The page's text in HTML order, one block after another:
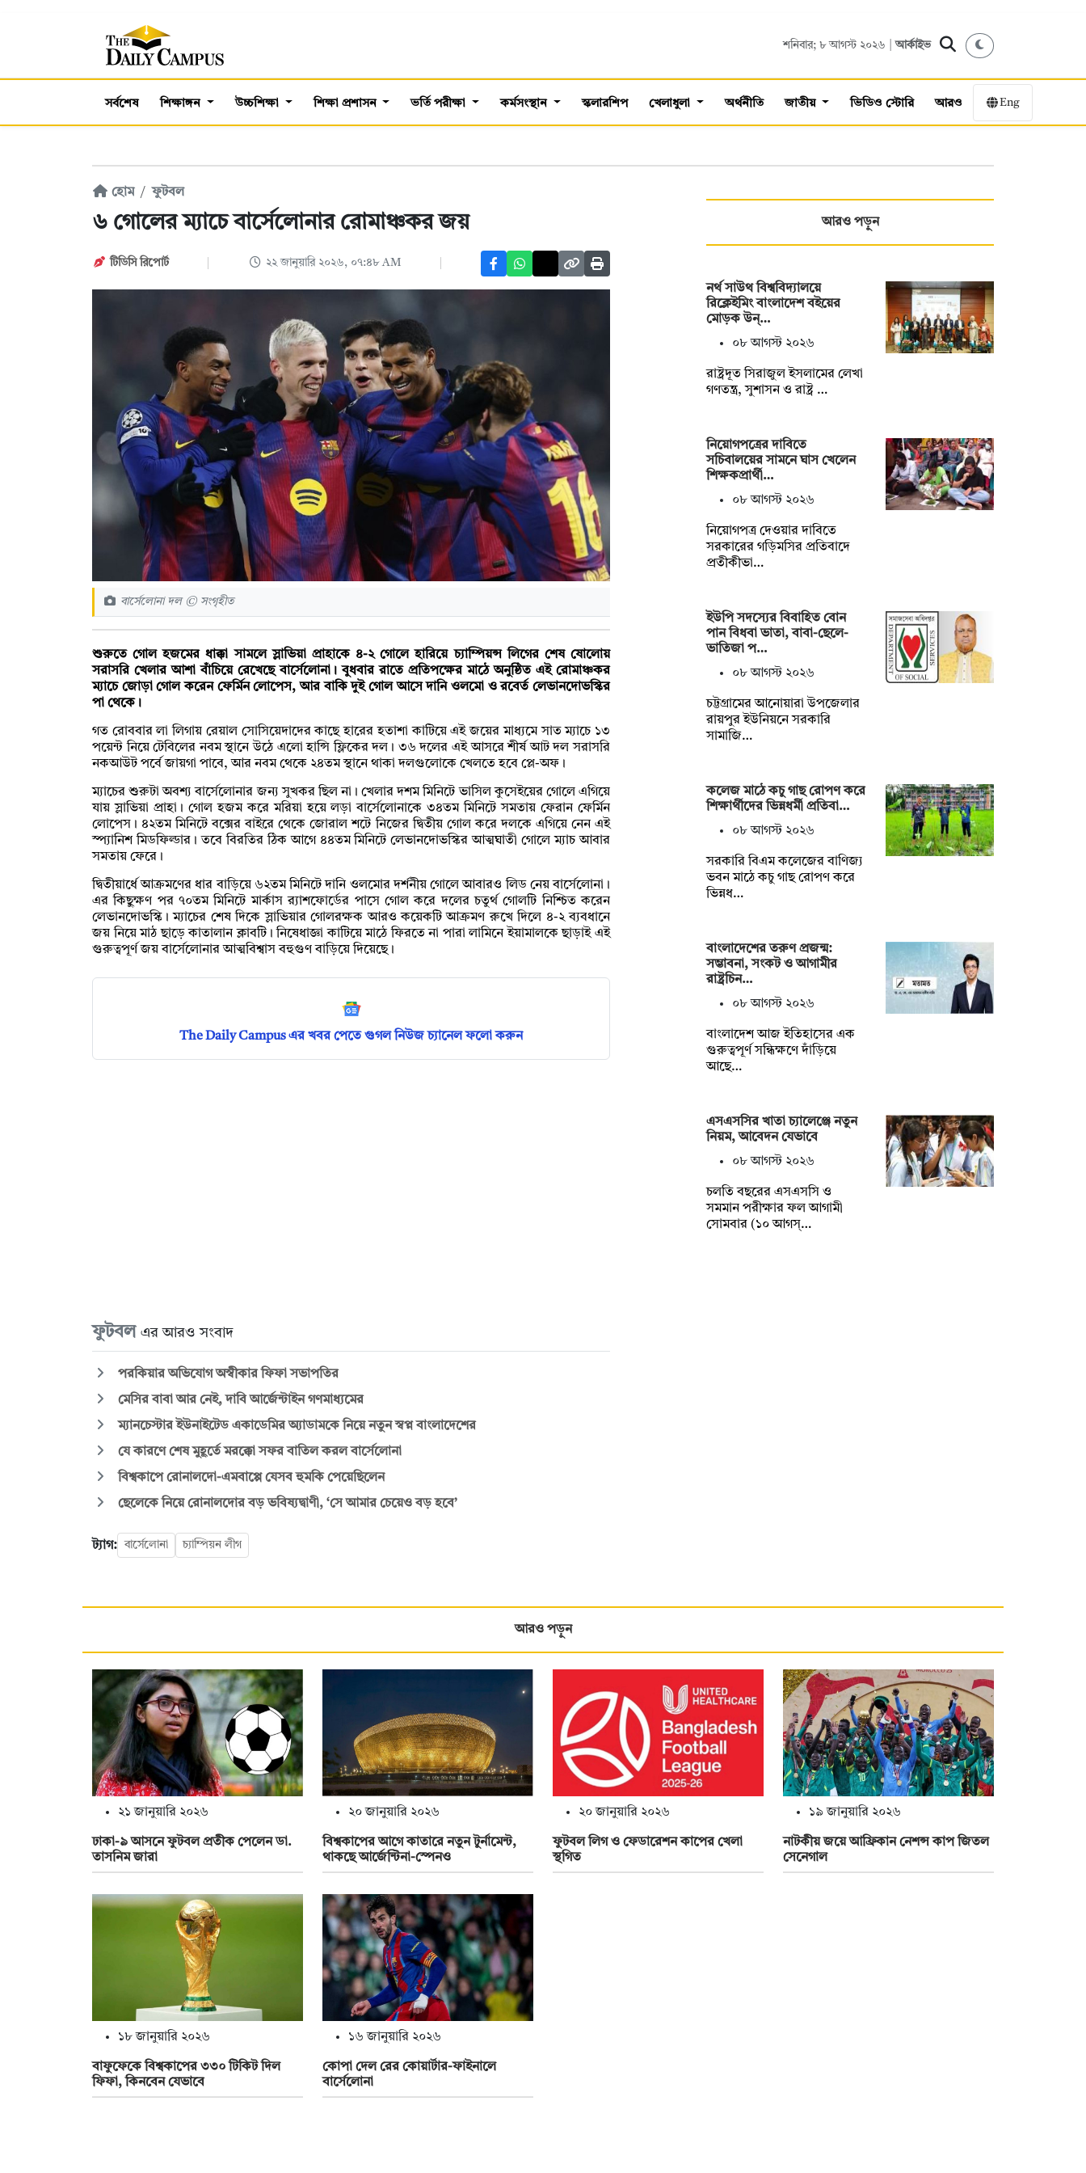
শনিবার; ৮ আগস্ট ২০২৬ |আর্কাইভ
সর্বশেষ শিক্ষাঙ্গন উচ্চশিক্ষা শিক্ষা প্রশাসন ভর্তি পরীক্ষা কর্মসংস্থান স্কলারশিপ খেলাধুলা অর্থনীতি জাতীয় ভিডিও স্টোরি আরও Eng
হোম ফুটবল
৬ গোলের ম্যাচে বার্সেলোনার রোমাঞ্চকর জয়
টিডিসি ‍রিপোর্ট ২২ জানুয়ারি ২০২৬, ০৭:৪৮ AM
বার্সেলোনা দল © সংগৃহীত
শুরুতে গোল হজমের ধাক্কা সামলে স্লাভিয়া প্রাহাকে ৪-২ গোলে হারিয়ে চ্যাম্পিয়ন্স লিগের শেষ ষোলোয়
সরাসরি খেলার আশা বাঁচিয়ে রেখেছে বার্সেলোনা। বুধবার রাতে প্রতিপক্ষের মাঠে অনুষ্ঠিত এই রোমাঞ্চকর
ম্যাচে জোড়া গোল করেন ফের্মিন লোপেস, আর বাকি দুই গোল আসে দানি ওলমো ও রবের্ত লেভানদোভস্কির
পা থেকে।
গত রোববার লা লিগায় রেয়াল সোসিয়েদাদের কাছে হারের হতাশা কাটিয়ে এই জয়ের মাধ্যমে সাত ম্যাচে ১৩
পয়েন্ট নিয়ে টেবিলের নবম স্থানে উঠে এলো হান্সি ফ্লিকের দল। ৩৬ দলের এই আসরে শীর্ষ আট দল সরাসরি
নকআউট পর্বে জায়গা পাবে, আর নবম থেকে ২৪তম স্থানে থাকা দলগুলোকে খেলতে হবে প্লে-অফ।
ম্যাচের শুরুটা অবশ্য বার্সেলোনার জন্য সুখকর ছিল না। খেলার দশম মিনিটে ভাসিল কুসেইয়ের গোলে এগিয়ে
যায় স্লাভিয়া প্রাহা। গোল হজম করে মরিয়া হয়ে লড়া বার্সেলোনাকে ৩৪তম মিনিটে সমতায় ফেরান ফের্মিন
লোপেস। ৪২তম মিনিটে বক্সের বাইরে থেকে জোরাল শটে নিজের দ্বিতীয় গোল করে দলকে এগিয়ে নেন এই
স্প্যানিশ মিডফিল্ডার। তবে বিরতির ঠিক আগে ৪৪তম মিনিটে লেভানদোভস্কির আত্মঘাতী গোলে ম্যাচ আবার
সমতায় ফেরে।
দ্বিতীয়ার্ধে আক্রমণের ধার বাড়িয়ে ৬২তম মিনিটে দানি ওলমোর দর্শনীয় গোলে আবারও লিড নেয় বার্সেলোনা।
এর কিছুক্ষণ পর ৭০তম মিনিটে মার্কাস র‌্যাশফোর্ডের পাসে গোল করে দলের চতুর্থ গোলটি নিশ্চিত করেন
লেভানদোভস্কি। ম্যাচের শেষ দিকে স্লাভিয়ার গোলরক্ষক আরও কয়েকটি আক্রমণ রুখে দিলে ৪-২ ব্যবধানে
জয় নিয়ে মাঠ ছাড়ে কাতালান ক্লাবটি। নিষেধাজ্ঞা কাটিয়ে মাঠে ফিরতে না পারা লামিনে ইয়ামালকে ছাড়াই এই
গুরুত্বপূর্ণ জয় বার্সেলোনার আত্মবিশ্বাস বহুগুণ বাড়িয়ে দিয়েছে।
The Daily Campus এর খবর পেতে গুগল নিউজ চ্যানেল ফলো করুন
ফুটবল এর আরও সংবাদ
পরকিয়ার অভিযোগ অস্বীকার ফিফা সভাপতির
মেসির বাবা আর নেই, দাবি আর্জেন্টাইন গণমাধ্যমের
ম্যানচেস্টার ইউনাইটেড একাডেমির অ্যাডামকে নিয়ে নতুন স্বপ্ন বাংলাদেশের
যে কারণে শেষ মুহূর্তে মরক্কো সফর বাতিল করল বার্সেলোনা
বিশ্বকাপে রোনালদো-এমবাপ্পে যেসব হুমকি পেয়েছিলেন
ছেলেকে নিয়ে রোনালদোর বড় ভবিষ্যদ্বাণী, ‘সে আমার চেয়েও বড় হবে’
ট্যাগ: বার্সেলোনা চ্যাম্পিয়ন লীগ
আরও পড়ুন
নর্থ সাউথ বিশ্ববিদ্যালয়ে
রিক্লেইমিং বাংলাদেশ বইয়ের
মোড়ক উন্…
০৮ আগস্ট ২০২৬
রাষ্ট্রদূত সিরাজুল ইসলামের লেখা
গণতন্ত্র, সুশাসন ও রাষ্ট্র …
নিয়োগপত্রের দাবিতে
সচিবালয়ের সামনে ঘাস খেলেন
শিক্ষকপ্রার্থী…
০৮ আগস্ট ২০২৬
নিয়োগপত্র দেওয়ার দাবিতে
সরকারের গড়িমসির প্রতিবাদে
প্রতীকীভা…
ইউপি সদস্যের বিবাহিত বোন
পান বিধবা ভাতা, বাবা-ছেলে-
ভাতিজা প…
০৮ আগস্ট ২০২৬
চট্টগ্রামের আনোয়ারা উপজেলার
রায়পুর ইউনিয়নে সরকারি
সামাজি…
কলেজ মাঠে কচু গাছ রোপণ করে
শিক্ষার্থীদের ভিন্নধর্মী প্রতিবা…
০৮ আগস্ট ২০২৬
সরকারি বিএম কলেজের বাণিজ্য
ভবন মাঠে কচু গাছ রোপণ করে
ভিন্নধ…
বাংলাদেশের তরুণ প্রজন্ম:
সম্ভাবনা, সংকট ও আগামীর
রাষ্ট্রচিন…
০৮ আগস্ট ২০২৬
বাংলাদেশ আজ ইতিহাসের এক
গুরুত্বপূর্ণ সন্ধিক্ষণে দাঁড়িয়ে
আছে…
এসএসসির খাতা চ্যালেঞ্জে নতুন
নিয়ম, আবেদন যেভাবে
০৮ আগস্ট ২০২৬
চলতি বছরের এসএসসি ও
সমমান পরীক্ষার ফল আগামী
সোমবার (১০ আগস্…
আরও পড়ুন
২১ জানুয়ারি ২০২৬
ঢাকা-৯ আসনে ফুটবল প্রতীক পেলেন ডা.
তাসনিম জারা
২০ জানুয়ারি ২০২৬
বিশ্বকাপের আগে কাতারে নতুন টুর্নামেন্ট,
থাকছে আর্জেন্টিনা-স্পেনও
২০ জানুয়ারি ২০২৬
ফুটবল লিগ ও ফেডারেশন কাপের খেলা
স্থগিত
১৯ জানুয়ারি ২০২৬
নাটকীয় জয়ে আফ্রিকান নেশন্স কাপ জিতল
সেনেগাল
১৮ জানুয়ারি ২০২৬
বাফুফেকে বিশ্বকাপের ৩৩০ টিকিট দিল
ফিফা, কিনবেন যেভাবে
১৬ জানুয়ারি ২০২৬
কোপা দেল রের কোয়ার্টার-ফাইনালে
বার্সেলোনা